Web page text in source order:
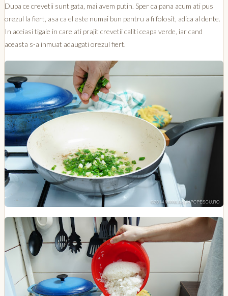
Dupa ce crevetii sunt gata, mai avem putin. Sper ca pana acum ati pus
orezul la fiert, asa ca el este numai bun pentru a fi folosit, adica al dente.
In aceiasi tigaie in care ati prajit crevetii caliti ceapa verde, iar cand
aceasta s-a inmuat adaugati orezul fiert.